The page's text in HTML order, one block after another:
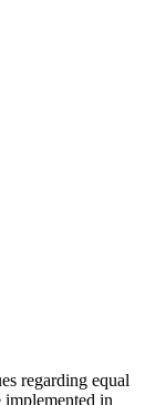
regarding equal
implemented in